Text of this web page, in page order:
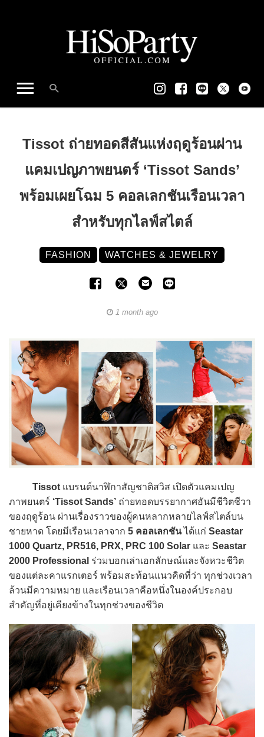
Tissot ถ่ายทอดสีสันแห่งฤดูร้อนผ่าน
แคมเปญภาพยนตร์ ‘Tissot Sands’
พร้อมเผยโฉม 5 คอลเลกชันเรือนเวลา
สำหรับทุกไลฟ์สไตล์
FASHION WATCHES & JEWELRY
1 month ago
Tissot แบรนด์นาฬิกาสัญชาติสวิส เปิดตัวแคมเปญ
ภาพยนตร์ ‘Tissot Sands’ ถ่ายทอดบรรยากาศอันมีชีวิตชีวา
ของฤดูร้อน ผ่านเรื่องราวของผู้คนหลากหลายไลฟ์สไตล์บน
ชายหาด โดยมีเรือนเวลาจาก 5 คอลเลกชันได้แก่ Seastar
1000 Quartz, PR516, PRX, PRC 100 Solar และ Seastar
2000 Professional ร่วมบอกเล่าเอกลักษณ์และจังหวะชีวิต
ของแต่ละคาแรกเตอร์ พร้อมสะท้อนแนวคิดที่ว่า ทุกช่วงเวลา
ล้วนมีความหมาย และเรือนเวลาคือหนึ่งในองค์ประกอบ
สำคัญที่อยู่เคียงข้างในทุกช่วงของชีวิต